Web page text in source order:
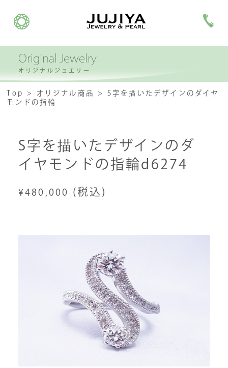
Original Jewelry
オリジナルジュエリー
Top オリジナル商品
S字を描いたデザインのダイヤ
モンドの指輪
S字を描いたデザインのダ
イヤモンドの指輪d6274
¥480,000 (税込)